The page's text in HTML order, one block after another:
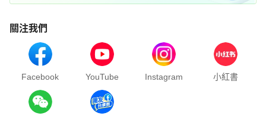
關注我們
Facebook YouTube Instagram 小紅書